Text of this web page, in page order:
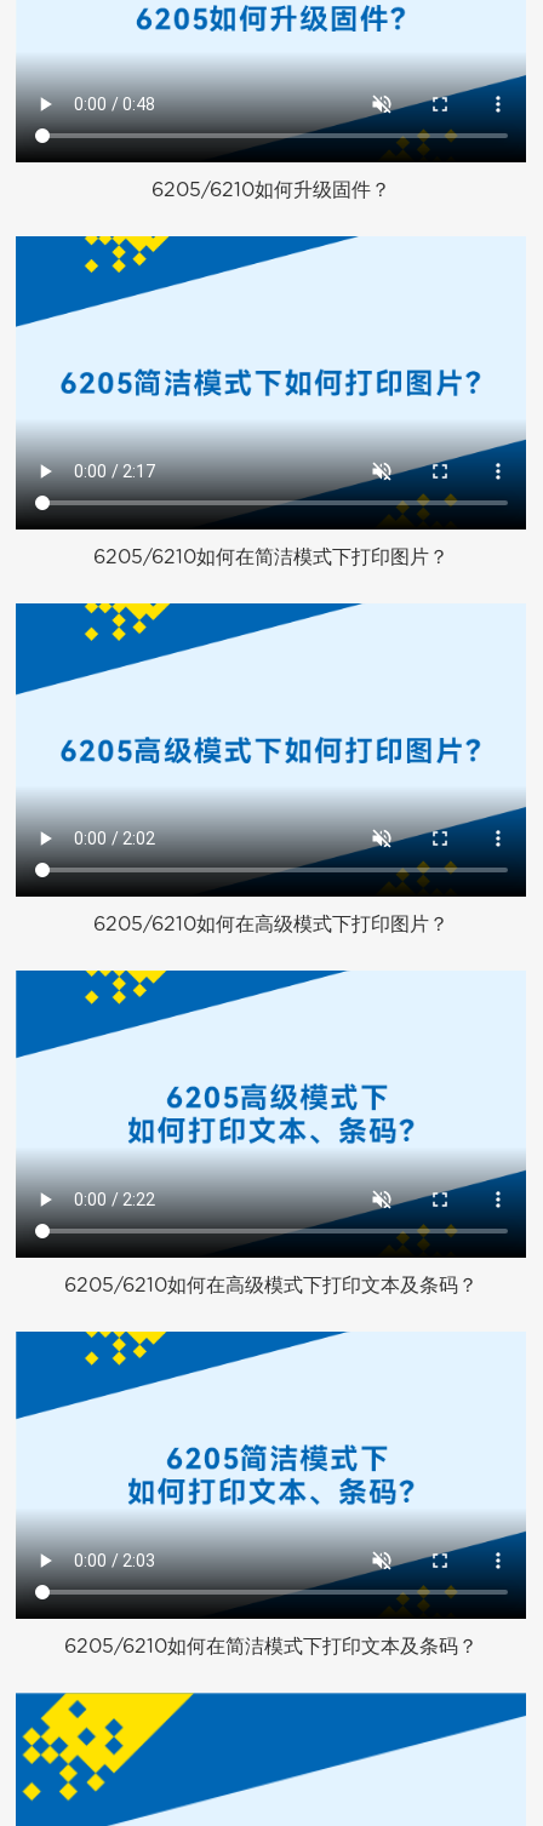
6205/6210如何升级固件？
6205/6210如何在简洁模式下打印图片？
6205/6210如何在高级模式下打印图片？
6205/6210如何在高级模式下打印文本及条码？
6205/6210如何在简洁模式下打印文本及条码？